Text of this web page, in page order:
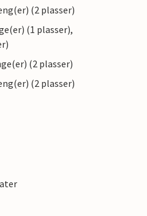
(2 plasser)
(1 plasser),
(2 plasser)
(2 plasser)